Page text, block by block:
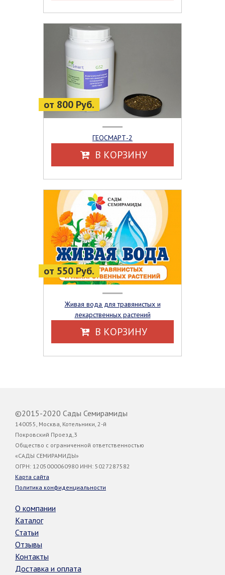
от 800 Руб.
ГЕОСМАРТ-2
В КОРЗИНУ
от 550 Руб.
Живая вода для травянистых и
лекарственных растений
В КОРЗИНУ
©2015-2020 Сады Семирамиды
140055, Москва, Котельники, 2-й
Покровский Проезд,3
Общество с ограниченной ответственностью
«САДЫ СЕМИРАМИДЫ»
ОГРН: 1205000060980 ИНН: 5027287582
Карта сайта
Политика конфиденциальности
О компании
Каталог
Статьи
Отзывы
Контакты
Доставка и оплата